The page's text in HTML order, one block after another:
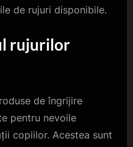
de rujuri disponibile.
rujurilor
de îngrijire
pentru nevoile
copiilor. Acestea sunt